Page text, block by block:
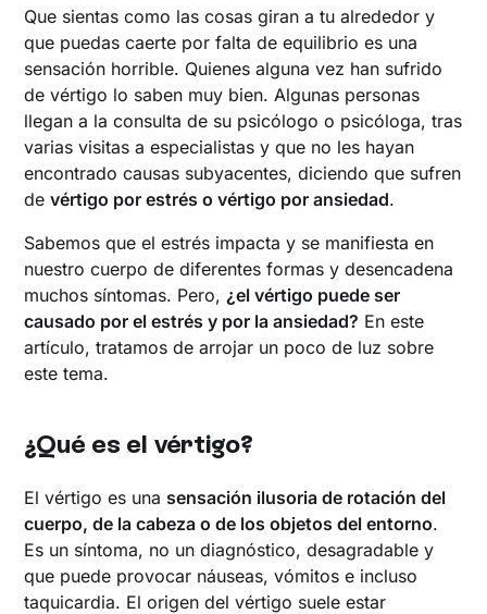
Que sientas como las cosas giran a tu alrededor y
que puedas caerte por falta de equilibrio es una
sensación horrible. Quienes alguna vez han sufrido
de vértigo lo saben muy bien. Algunas personas
llegan a la consulta de su psicólogo o psicóloga, tras
varias visitas a especialistas y que no les hayan
encontrado causas subyacentes, diciendo que sufren
devértigo por estrés o vértigo por ansiedad.
Sabemos que el estrés impacta y se manifiesta en
nuestro cuerpo de diferentes formas y desencadena
muchos síntomas. Pero, ¿el vértigo puede ser
causado por el estrés y por la ansiedad? En este
artículo, tratamos de arrojar un poco de luz sobre
este tema.
¿Qué es el vértigo?
El vértigo es una sensación ilusoria de rotación del
cuerpo, de la cabeza o de los objetos del entorno.
Es un síntoma, no un diagnóstico, desagradable y
que puede provocar náuseas, vómitos e incluso
taquicardia. El origen del vértigo suele estar